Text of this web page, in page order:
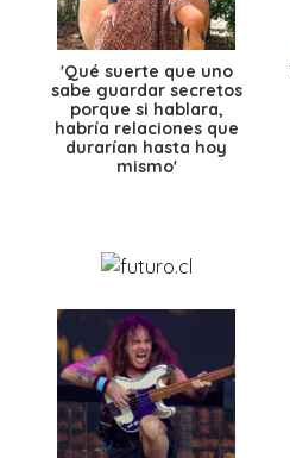
'Qué suerte que uno
sabe guardar secretos
porque si hablara,
habría relaciones que
durarían hasta hoy
mismo'